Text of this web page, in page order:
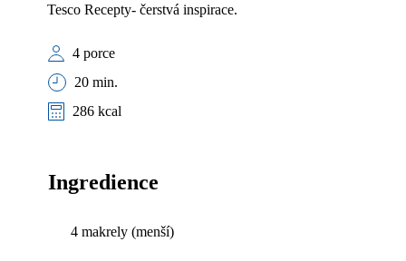
Tesco Recepty- čerstvá inspirace.
4 porce
20 min.
286 kcal
Ingredience
4 makrely (menší)